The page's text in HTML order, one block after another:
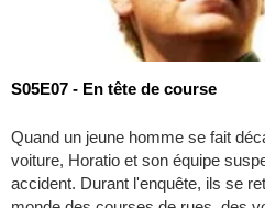
S05E07 - En tête de course
Quand un jeune homme se fait
voiture, Horatio et son équipe
accident. Durant l'enquête, ils se